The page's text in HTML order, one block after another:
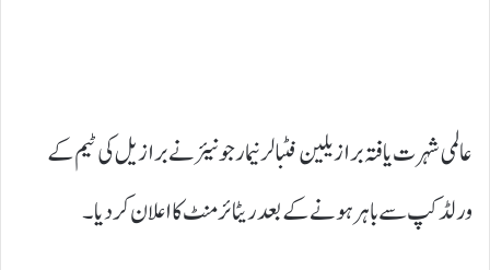
عالمی شہرت یافتہ برازیلین فٹبالر نیمار جونیئر نے برازیل کی ٹیم کے
ورلڈ کپ سے باہر ہونے کے بعد ریٹائرمنٹ کا اعلان کر دیا۔